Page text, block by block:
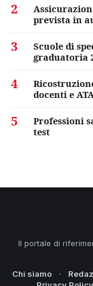
2
prevista in
3
Scuole di
graduatoria
4
docenti e
5
Professioni
test
Il portale di
Chi siamo